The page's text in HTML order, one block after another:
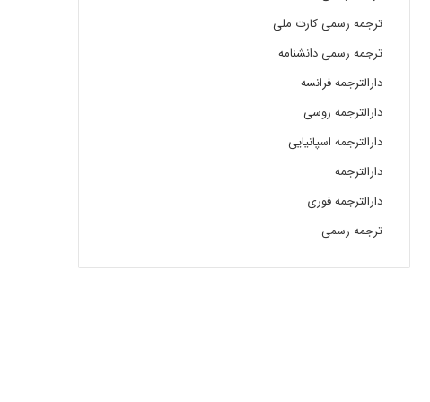
ترجمه رسمی کارت ملی
ترجمه رسمی دانشنامه
دارالترجمه فرانسه
دارالترجمه روسی
دارالترجمه اسپانیایی
دارالترجمه
دارالترجمه فوری
ترجمه رسمی